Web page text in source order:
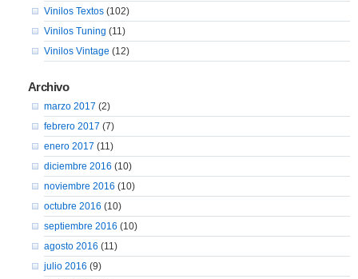
Vinilos Textos(102)
Vinilos Tuning (11)
Vinilos Vintage (12)
Archivo
marzo 2017 (2)
febrero 2017 (7)
enero 2017 (11)
diciembre 2016 (10)
noviembre 2016 (10)
octubre 2016 (10)
septiembre 2016 (10)
agosto 2016 (11)
julio 2016 (9)